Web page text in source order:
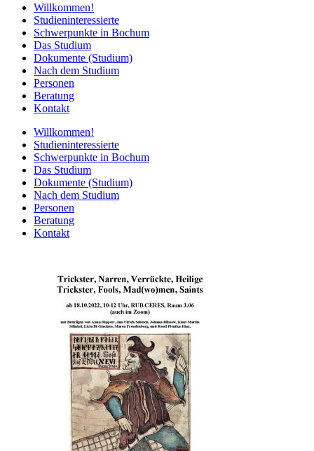
Willkommen!
Studieninteressierte
Schwerpunkte in Bochum
Das Studium
Dokumente (Studium)
Nach dem Studium
Personen
Beratung
Kontakt
Willkommen!
Studieninteressierte
Schwerpunkte in Bochum
Das Studium
Dokumente (Studium)
Nach dem Studium
Personen
Beratung
Kontakt